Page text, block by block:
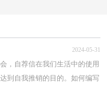
2024-05-31
，自荐信在我们生活中的使用
到自我推销的目的。如何编写